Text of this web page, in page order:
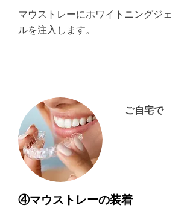
マウストレーにホワイトニングジェ
ルを注入します。
ご自宅で
​④マウストレーの装着